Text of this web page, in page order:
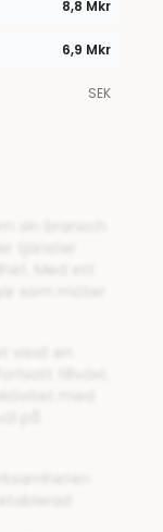
8,8 Mkr
6,9 Mkr
SEK